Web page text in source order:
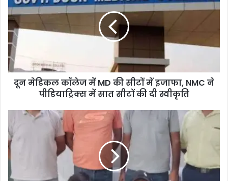
दून मेडिकल कॉलेज में MD की सीटों में इजाफा, NMC ने
पीडियाट्रिक्स में सात सीटों की दी स्वीकृति